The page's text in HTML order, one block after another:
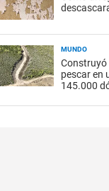
MUNDO
Construyó
pescar en
145.000